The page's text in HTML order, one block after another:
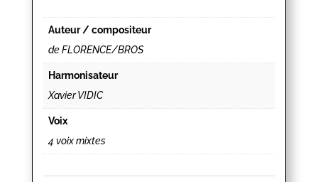
Auteur / compositeur
de FLORENCE/BROS
Harmonisateur
Xavier VIDIC
Voix
4 voix mixtes